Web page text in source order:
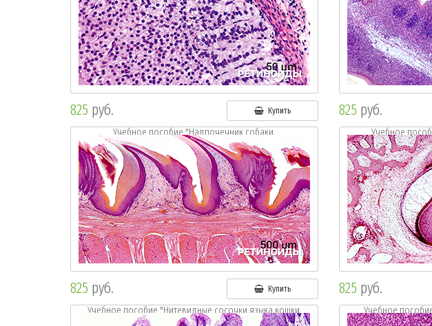
825 руб. Купить
Учебное пособие "Надпочечник собаки.
Окр.:г.-э."
825 руб.
Учебное
825 руб. Купить
Учебное пособие "Нитевидные сосочки языка кошки.
Окр.г.-э."
825 руб.
Учебное